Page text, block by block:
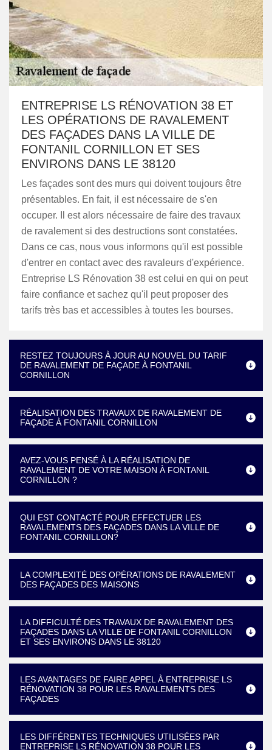
ENTREPRISE LS RÉNOVATION 38 ET
LES OPÉRATIONS DE RAVALEMENT
DES FAÇADES DANS LA VILLE DE
FONTANIL CORNILLON ET SES
ENVIRONS DANS LE 38120
Les façades sont des murs qui doivent toujours être
présentables. En fait, il est nécessaire de s'en
occuper. Il est alors nécessaire de faire des travaux
de ravalement si des destructions sont constatées.
Dans ce cas, nous vous informons qu'il est possible
d'entrer en contact avec des ravaleurs d'expérience.
Entreprise LS Rénovation 38 est celui en qui on peut
faire confiance et sachez qu'il peut proposer des
tarifs très bas et accessibles à toutes les bourses.
RESTEZ TOUJOURS À JOUR AU NOUVEL DU TARIF
DE RAVALEMENT DE FAÇADE À FONTANIL
CORNILLON
RÉALISATION DES TRAVAUX DE RAVALEMENT DE
FAÇADE À FONTANIL CORNILLON
AVEZ-VOUS PENSÉ À LA RÉALISATION DE
RAVALEMENT DE VOTRE MAISON À FONTANIL
CORNILLON ?
QUI EST CONTACTÉ POUR EFFECTUER LES
RAVALEMENTS DES FAÇADES DANS LA VILLE DE
FONTANIL CORNILLON?
LA COMPLEXITÉ DES OPÉRATIONS DE RAVALEMENT
DES FAÇADES DES MAISONS
LA DIFFICULTÉ DES TRAVAUX DE RAVALEMENT DES
FAÇADES DANS LA VILLE DE FONTANIL CORNILLON
ET SES ENVIRONS DANS LE 38120
LES AVANTAGES DE FAIRE APPEL À ENTREPRISE LS
RÉNOVATION 38 POUR LES RAVALEMENTS DES
FAÇADES
LES DIFFÉRENTES TECHNIQUES UTILISÉES PAR
ENTREPRISE LS RÉNOVATION 38 POUR LES